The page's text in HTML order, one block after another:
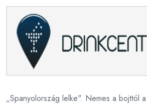
„Spanyolország lelke". Nemes a bojttól